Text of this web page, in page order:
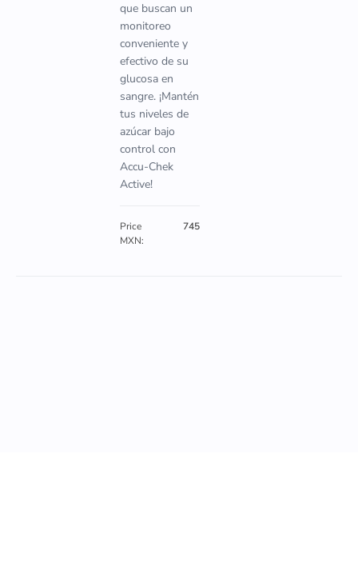
que buscan un
monitoreo
conveniente y
efectivo de su
glucosa en
sangre. ¡Mantén
tus niveles de
azúcar bajo
control con
Accu-Chek
Active!
Price
MXN:
745